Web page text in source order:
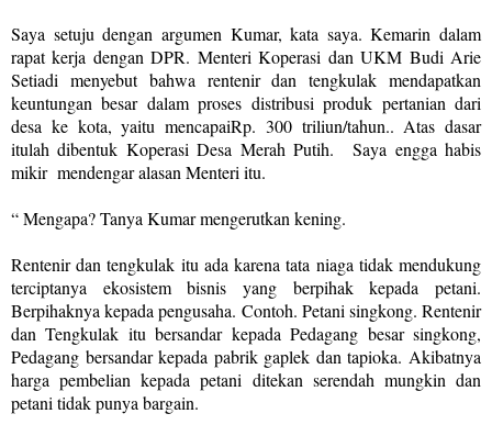
Saya setuju dengan argumen Kumar, kata saya. Kemarin dalam
rapat kerja dengan DPR. Menteri Koperasi dan UKM Budi Arie
Setiadi menyebut bahwa rentenir dan tengkulak mendapatkan
keuntungan besar dalam proses distribusi produk pertanian dari
desa ke kota, yaitu mencapaiRp. 300 triliun/tahun.. Atas dasar
itulah dibentuk Koperasi Desa Merah Putih. Saya engga habis
mikir mendengar alasan Menteri itu.
“ Mengapa? Tanya Kumar mengerutkan kening.
Rentenir dan tengkulak itu ada karena tata niaga tidak mendukung
terciptanya ekosistem bisnis yang berpihak kepada petani.
Berpihaknya kepada pengusaha. Contoh. Petani singkong. Rentenir
dan Tengkulak itu bersandar kepada Pedagang besar singkong,
Pedagang bersandar kepada pabrik gaplek dan tapioka. Akibatnya
harga pembelian kepada petani ditekan serendah mungkin dan
petani tidak punya bargain.